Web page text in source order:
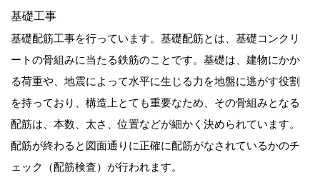
基礎工事
基礎配筋工事を行っています。基礎配筋とは、基礎コンクリ
ートの骨組みに当たる鉄筋のことです。基礎は、建物にかか
る荷重や、地震によって水平に生じる力を地盤に逃がす役割
を持っており、構造上とても重要なため、その骨組みとなる
配筋は、本数、太さ、位置などが細かく決められています。
配筋が終わると図面通りに正確に配筋がなされているかのチ
ェック（配筋検査）が行われます。